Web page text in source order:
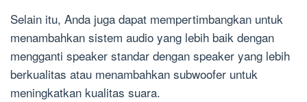
Selain itu, Anda juga dapat mempertimbangkan untuk
menambahkan sistem audio yang lebih baik dengan
mengganti speaker standar dengan speaker yang lebih
berkualitas atau menambahkan subwoofer untuk
meningkatkan kualitas suara.